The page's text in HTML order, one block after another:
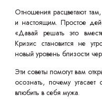
Отношения расцветают
и настоящим. Простое
«Давай решать это
Кризис становится не
новый уровень близости
Эти советы помогут вам
осознать, почему угасает
влюбить в себя мужа.